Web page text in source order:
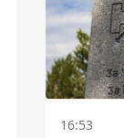
16:53